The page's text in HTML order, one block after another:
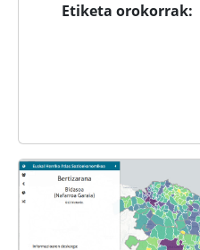
Etiketa orokorrak